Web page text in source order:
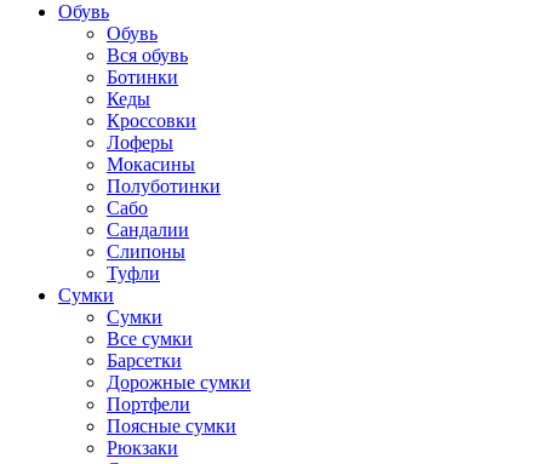
Обувь
Обувь
Вся обувь
Ботинки
Кеды
Кроссовки
Лоферы
Мокасины
Полуботинки
Сабо
Сандалии
Слипоны
Туфли
Сумки
Сумки
Все сумки
Барсетки
Дорожные сумки
Портфели
Поясные сумки
Рюкзаки